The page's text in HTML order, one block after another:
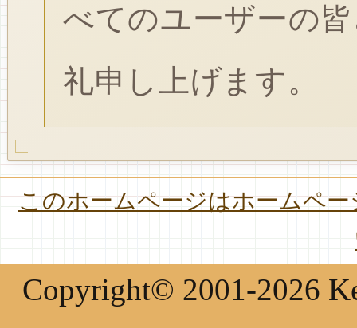
べてのユーザーの
礼申し上げます。
このホームページはホームペ
Copyright© 2001-2026